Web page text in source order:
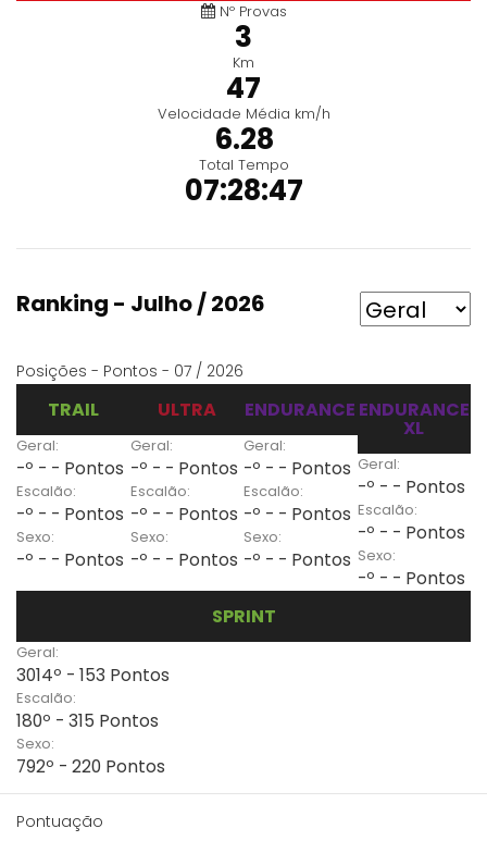
Nº Provas
3
Km
47
Velocidade Média km/h
6.28
Total Tempo
07:28:47
Ranking - Julho / 2026
Posições - Pontos - 07 / 2026
TRAIL
Geral:
-º - - Pontos
Escalão:
-º - - Pontos
Sexo:
-º - - Pontos
ULTRA
Geral:
-º - - Pontos
Escalão:
-º - - Pontos
Sexo:
-º - - Pontos
ENDURANCE
Geral:
-º - - Pontos
Escalão:
-º - - Pontos
Sexo:
-º - - Pontos
ENDURANCE
XL
Geral:
-º - - Pontos
Escalão:
-º - - Pontos
Sexo:
-º - - Pontos
SPRINT
Geral:
3014º - 153 Pontos
Escalão:
180º - 315 Pontos
Sexo:
792º - 220 Pontos
Pontuação